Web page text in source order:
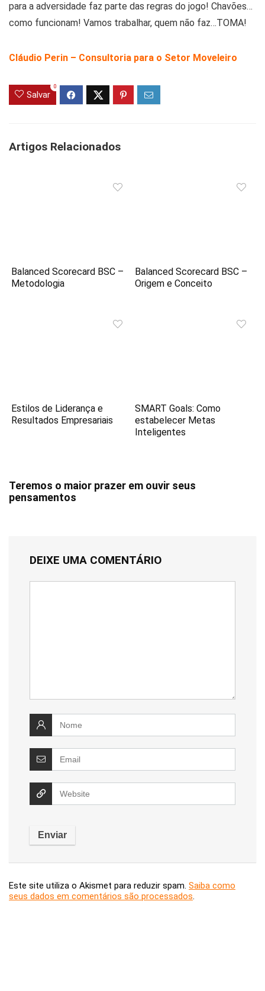
para a adversidade faz parte das regras do jogo! Chavões…
como funcionam! Vamos trabalhar, quem não faz…TOMA!
Cláudio Perin – Consultoria para o Setor Moveleiro
Salvar
0
Artigos Relacionados
Balanced Scorecard BSC –
Metodologia
Balanced Scorecard BSC –
Origem e Conceito
Estilos de Liderança e
Resultados Empresariais
SMART Goals: Como
estabelecer Metas
Inteligentes
Teremos o maior prazer em ouvir seus
pensamentos
DEIXE UMA COMENTÁRIO
Este site utiliza o Akismet para reduzir spam. Saiba como
seus dados em comentários são processados.